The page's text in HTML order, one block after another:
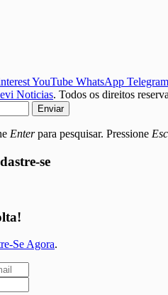
YouTube WhatsApp
Noticias. Todos os direitos
Enviar
Enterpara pesquisar. Pressione Esc
se
Se Agora.